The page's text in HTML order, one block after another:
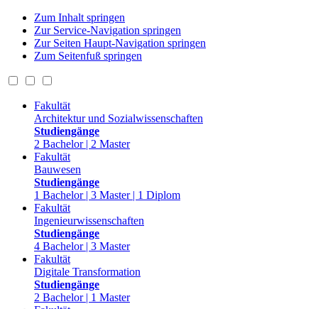
Zum Inhalt springen
Zur Service-Navigation springen
Zur Seiten Haupt-Navigation springen
Zum Seitenfuß springen
Fakultät
Architektur und Sozialwissenschaften
Studiengänge
2 Bachelor | 2 Master
Fakultät
Bauwesen
Studiengänge
1 Bachelor | 3 Master | 1 Diplom
Fakultät
Ingenieurwissenschaften
Studiengänge
4 Bachelor | 3 Master
Fakultät
Digitale Transformation
Studiengänge
2 Bachelor | 1 Master